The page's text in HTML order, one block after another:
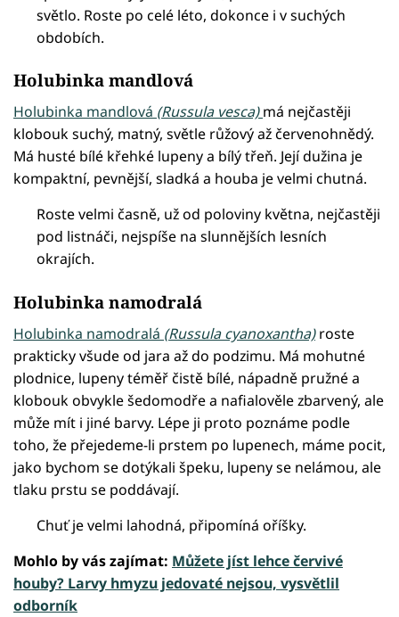
světlo. Roste po celé léto, dokonce i v suchých
obdobích.
Holubinka mandlová
Holubinka mandlová (Russula vesca)má nejčastěji
klobouk suchý, matný, světle růžový až červenohnědý.
Má husté bílé křehké lupeny a bílý třeň. Její dužina je
kompaktní, pevnější, sladká a houba je velmi chutná.
Roste velmi časně, už od poloviny května, nejčastěji
pod listnáči, nejspíše na slunnějších lesních
okrajích.
Holubinka namodralá
Holubinka namodralá (Russula cyanoxantha)roste
prakticky všude od jara až do podzimu. Má mohutné
plodnice, lupeny téměř čistě bílé, nápadně pružné a
klobouk obvykle šedomodře a nafialověle zbarvený, ale
může mít i jiné barvy. Lépe ji proto poznáme podle
toho, že přejedeme-li prstem po lupenech, máme pocit,
jako bychom se dotýkali špeku, lupeny se nelámou, ale
tlaku prstu se poddávají.
Chuť je velmi lahodná, připomíná oříšky.
Mohlo by vás zajímat: Můžete jíst lehce červivé
houby? Larvy hmyzu jedovaté nejsou, vysvětlil
odborník